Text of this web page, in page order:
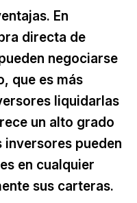
En
directa de
negociarse
que es más
liquidarlas
un alto grado
pueden
en cualquier
sus carteras.